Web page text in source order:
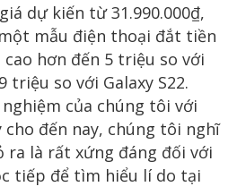
dự kiến từ 31.990.000₫,
mẫu điện thoại đắt tiền
hơn đến 5 triệu so với
triệu so với Galaxy S22.
của chúng tôi với
cho đến nay, chúng tôi nghĩ
ra là rất xứng đáng đối với
tiếp để tìm hiểu lí do tại